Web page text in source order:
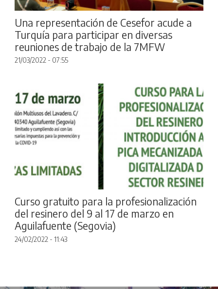
Una representación de Cesefor acude a
Turquía para participar en diversas
reuniones de trabajo de la 7MFW
21/03/2022 - 07:55
Curso gratuito para la profesionalización
del resinero del 9 al 17 de marzo en
Aguilafuente (Segovia)
24/02/2022 - 11:43